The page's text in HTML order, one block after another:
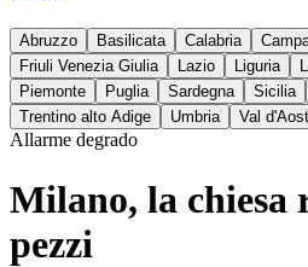
Abruzzo Basilicata Calabria
Friuli Venezia Giulia
Lazio Liguria
Piemonte
Puglia Sardegna Sicilia
Trentino alto Adige
Umbria Val
Allarme degrado
Milano, la chiesa
pezzi